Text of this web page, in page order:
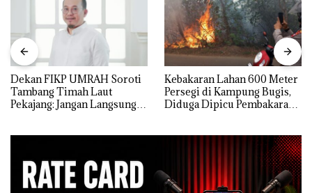
Dekan FIKP UMRAH Soroti
Tambang Timah Laut
Pekajang: Jangan Langsung
Kebakaran Lahan 600 Meter
Persegi di Kampung Bugis,
Diduga Dipicu Pembakaran